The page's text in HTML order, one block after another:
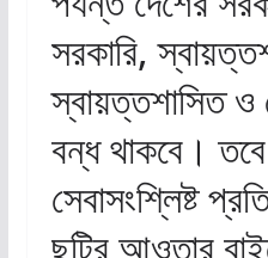
সরকারি,
স্বায়ত্তশাসিত ও
বন্ধ থাকবে।
সেবাসংশ্লিষ্ট
ছুটির আওতার